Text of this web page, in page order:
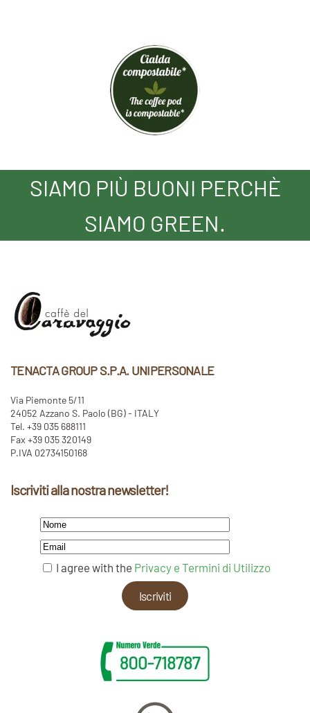
SIAMO PIÙ BUONI PERCHÈ
SIAMO GREEN.
TENACTA GROUP S.P.A. UNIPERSONALE
Via Piemonte 5/11
24052 Azzano S. Paolo (BG) - ITALY
Tel. +39 035 688111
Fax +39 035 320149
P.IVA 02734150168
Iscriviti alla nostra newsletter!
I agree with the Privacy e Termini di Utilizzo